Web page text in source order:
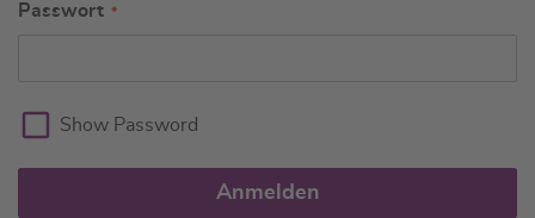
Passwort
Show Password
Anmelden